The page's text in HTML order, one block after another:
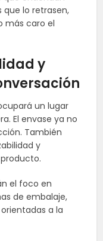
que lo retrasen,
más caro el
y
un lugar
El envase ya no
También
y
el foco en
de embalaje,
a la